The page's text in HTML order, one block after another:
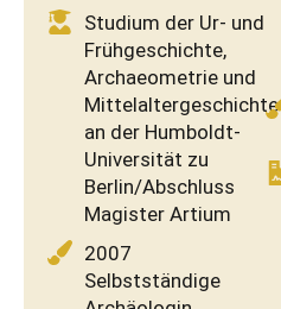
Studium der Ur- und
Frühgeschichte,
Archaeometrie und
Mittelaltergeschichte
an der Humboldt-
Universität zu
Berlin/Abschluss
Magister Artium
2007
Selbstständige